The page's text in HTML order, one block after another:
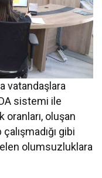
vatandaşlara
sistemi ile
oranları, oluşan
gibi
olumsuzluklara